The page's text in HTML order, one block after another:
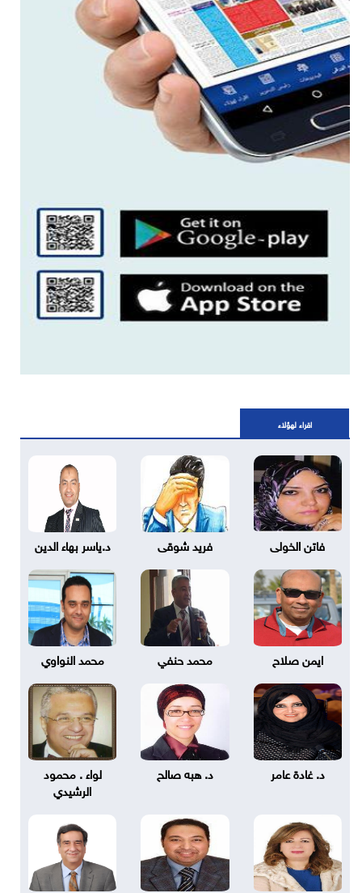
اقراء لهؤلاء
فاتن الخولى فريد شوقى د.ياسر بهاء الدين
ايمن صلاح محمد حنفي محمد النواوي
د. غادة عامر د. هبه صالح
لواء . محمود
الرشيدي